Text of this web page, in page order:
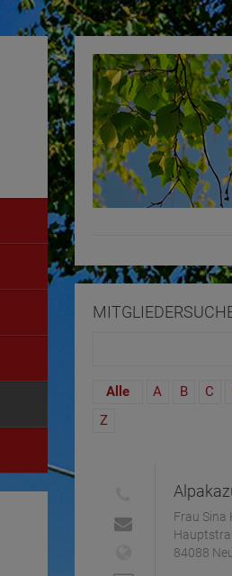
Alle A B C
Z
Frau Sina
84088